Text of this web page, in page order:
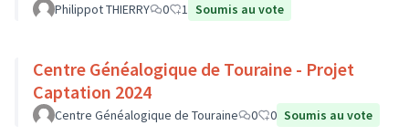
Philippot THIERRY 0 1 Soumis au vote
Centre Généalogique de Touraine - Projet
Captation 2024
Centre Généalogique de Touraine 0 0 Soumis au vote